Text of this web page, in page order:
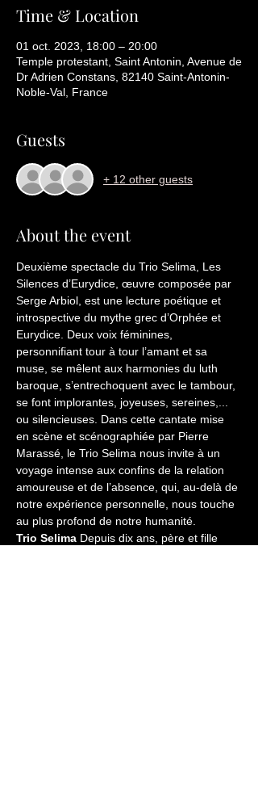
Time & Location
01 oct. 2023, 18:00 – 20:00
Temple protestant, Saint Antonin, Avenue de
Dr Adrien Constans, 82140 Saint-Antonin-
Noble-Val, France
Guests
+ 12 other guests
About the event
Deuxième spectacle du Trio Selima, Les
Silences d’Eurydice, œuvre composée par
Serge Arbiol, est une lecture poétique et
introspective du mythe grec d’Orphée et
Eurydice. Deux voix féminines,
personnifiant tour à tour l’amant et sa
muse, se mêlent aux harmonies du luth
baroque, s’entrechoquent avec le tambour,
se font implorantes, joyeuses, sereines,...
ou silencieuses. Dans cette cantate mise
en scène et scénographiée par Pierre
Marassé, le Trio Selima nous invite à un
voyage intense aux confins de la relation
amoureuse et de l’absence, qui, au-delà de
notre expérience personnelle, nous touche
au plus profond de notre humanité.
Trio Selima Depuis dix ans, père et fille